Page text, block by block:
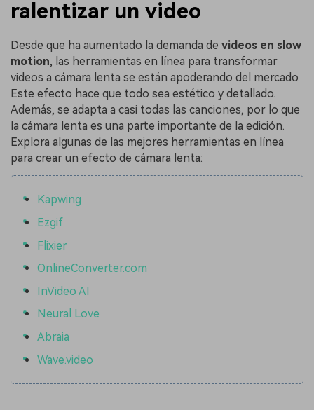
ralentizar un video
Desde que ha aumentado la demanda de videos en slow
motion, las herramientas en línea para transformar
videos a cámara lenta se están apoderando del mercado.
Este efecto hace que todo sea estético y detallado.
Además, se adapta a casi todas las canciones, por lo que
la cámara lenta es una parte importante de la edición.
Explora algunas de las mejores herramientas en línea
para crear un efecto de cámara lenta:
Kapwing
Ezgif
Flixier
OnlineConverter.com
InVideo AI
Neural Love
Abraia
Wave.video